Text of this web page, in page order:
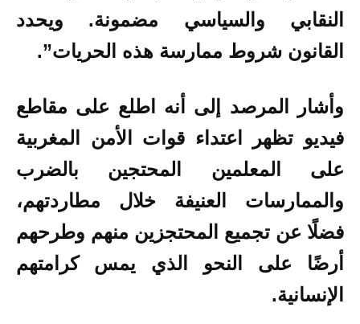
النقابي والسياسي مضمونة. ويحدد
القانون شروط ممارسة هذه الحريات”.
وأشار المرصد إلى أنه اطلع على مقاطع
فيديو تظهر اعتداء قوات الأمن المغربية
على المعلمين المحتجين بالضرب
والممارسات العنيفة خلال مطاردتهم،
فضلًا عن تجميع المحتجزين منهم وطرحهم
أرضًا على النحو الذي يمس كرامتهم
الإنسانية.